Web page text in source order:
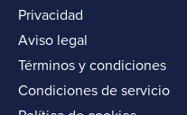
Privacidad
Aviso legal
Términos y condiciones
Condiciones de servicio